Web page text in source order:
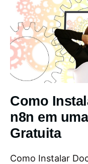
Como
n8n em
Gratuita
Como Instalar